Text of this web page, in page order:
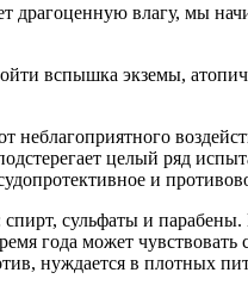
драгоценную влагу, мы
вспышка экземы,
неблагоприятного
целый ряд
и
сульфаты и
года может чувствовать
нуждается в плотных